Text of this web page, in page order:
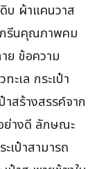
บ ผ้าแคนวาส
รีนคุณภาพคม
ย ข้อความ
ะเล กระเป๋า
สร้างสรรค์จาก
ย่างดี ลักษณะ
เป๋าสามารถ